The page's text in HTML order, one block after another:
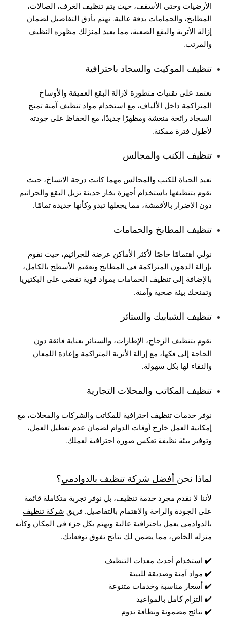
الأرضيات وحتى الأسقف، حيث يتم تنظيف الغرف، الصالات،
المطابخ، والحمامات بدقة عالية. نهتم بأدق التفاصيل لضمان
إزالة الأتربة والبقع الصعبة، مما يعيد لمنزلك مظهره النظيف
والمرتب.
تنظيف الموكيت والسجاد باحترافية
نعتمد على تقنيات متطورة لإزالة البقع العميقة والأوساخ
المتراكمة داخل الألياف، مع استخدام مواد تنظيف آمنة تمنح
السجاد رائحة منعشة ومظهرًا جديدًا، مع الحفاظ على جودته
لأطول فترة ممكنة.
تنظيف الكنب والمجالس
نعيد الحياة للكنب والمجالس مهما كانت درجة الاتساخ، حيث
نقوم بتنظيفها باستخدام أجهزة بخار حديثة تزيل البقع والجراثيم
دون الإضرار بالأقمشة، مما يجعلها تبدو وكأنها جديدة تمامًا.
تنظيف المطابخ والحمامات
نولي اهتمامًا خاصًا لأكثر الأماكن عرضة للجراثيم، حيث نقوم
بإزالة الدهون المتراكمة في المطابخ وتعقيم الأسطح بالكامل،
بالإضافة إلى تنظيف الحمامات بمواد قوية تقضي على البكتيريا
وتمنحك بيئة صحية وآمنة.
تنظيف الشبابيك والستائر
نقوم بتنظيف الزجاج، الإطارات، والستائر بعناية فائقة دون
الحاجة إلى فكها، مع إزالة الأتربة المتراكمة وإعادة اللمعان
والنقاء لها بكل سهولة.
تنظيف المكاتب والمحلات التجارية
نوفر خدمات تنظيف احترافية للمكاتب والشركات والمحلات، مع
إمكانية العمل خارج أوقات الدوام لضمان عدم تعطيل العمل،
وتوفير بيئة نظيفة تعكس صورة احترافية لعملك.
لماذا نحن أفضل شركة تنظيف بالدوادمي؟
لأننا لا نقدم مجرد خدمة تنظيف، بل نوفر تجربة متكاملة قائمة
على الجودة والراحة والاهتمام بالتفاصيل. فريق شركة تنظيف
بالدوادمي يعمل باحترافية عالية ويهتم بكل جزء في المكان وكأنه
منزله الخاص، مما يضمن لك نتائج تفوق توقعاتك.
✔️ استخدام أحدث معدات التنظيف
✔️ مواد آمنة وصديقة للبيئة
✔️ أسعار مناسبة وخدمات متنوعة
✔️ التزام كامل بالمواعيد
✔️ نتائج مضمونة ونظافة تدوم